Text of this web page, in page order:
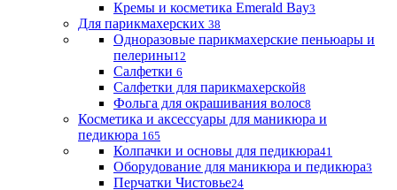
Кремы и косметика Emerald Bay3
Для парикмахерских 38
Одноразовые парикмахерские пеньюары и
пелерины12
Салфетки 6
Салфетки для парикмахерской8
Фольга для окрашивания волос8
Косметика и аксессуары для маникюра и
педикюра 165
Колпачки и основы для педикюра41
Оборудование для маникюра и педикюра3
Перчатки Чистовье24